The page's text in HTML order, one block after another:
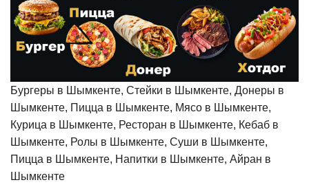
Бургеры в Шымкенте, Стейки в Шымкенте, Донеры в
Шымкенте, Пицца в Шымкенте, Мясо в Шымкенте,
Курица в Шымкенте, Ресторан в Шымкенте, Кебаб в
Шымкенте, Ролы в Шымкенте, Суши в Шымкенте,
Пицца в Шымкенте, Напитки в Шымкенте, Айран в
Шымкенте